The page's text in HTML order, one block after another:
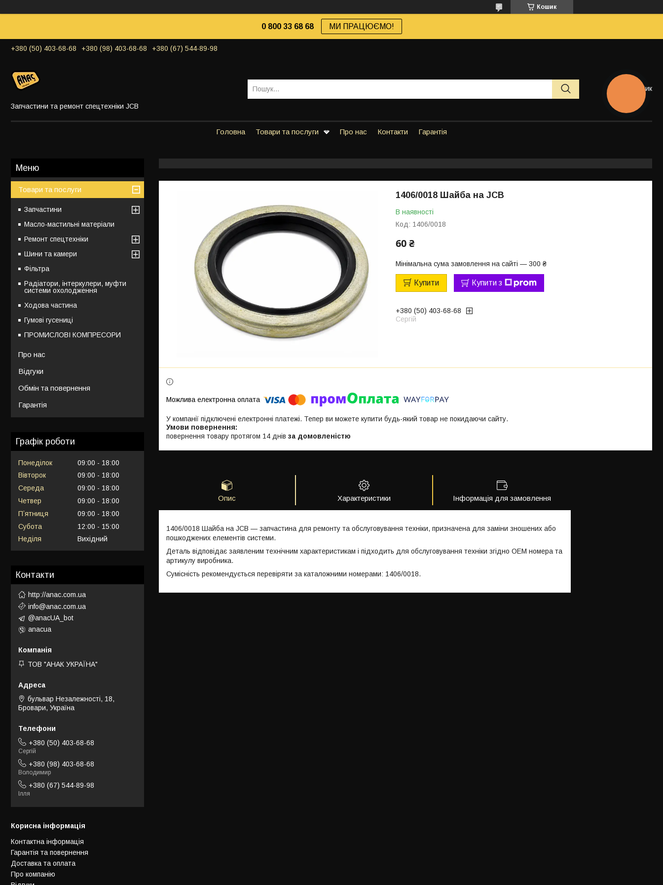
Кошик
0 800 33 68 68 МИ ПРАЦЮЄМО!
+380 (50) 403-68-68 +380 (98) 403-68-68 +380 (67) 544-89-98
Запчастини та ремонт спецтехніки JCB
Кошик
Головна Товари та послуги Про нас Контакти Гарантія
1406/0018 Шайба на JCB
В наявності
Код: 1406/0018
60 ₴
Мінімальна сума замовлення на сайті — 300 ₴
Купити Купити з
+380 (50) 403-68-68
Сергій
У компанії підключені електронні платежі. Тепер ви можете купити будь-який товар не покидаючи сайту.
повернення товару протягом 14 днів за домовленістю
Опис Характеристики Інформація для замовлення
1406/0018 Шайба на JCB — запчастина для ремонту та обслуговування техніки, призначена для заміни зношених або
пошкоджених елементів системи.
Деталь відповідає заявленим технічним характеристикам і підходить для обслуговування техніки згідно OEM номера та
артикулу виробника.
Сумісність рекомендується перевіряти за каталожними номерами: 1406/0018.
Товари та послуги
Запчастини
Масло-мастильні матеріали
Ремонт спецтехніки
Шини та камери
Фільтра
Радіатори, інтеркулери, муфти
системи охолодження
Ходова частина
Гумові гусениці
ПРОМИСЛОВІ КОМПРЕСОРИ
Про нас
Відгуки
Обмін та повернення
Гарантія
Графік роботи
Понеділок 09:00
18:00
Вівторок
09:00
18:00
Середа
09:00
18:00
Четвер
09:00
18:00
Пʼятниця
09:00
18:00
Субота
12:00
15:00
Неділя
Вихідний
Контакти
http://anac.com.ua
info@anac.com.ua
@anacUA_bot
anacua
ТОВ "АНАК УКРАЇНА"
бульвар Незалежності, 18,
Бровари, Україна
+380 (50) 403-68-68
Сергій
+380 (98) 403-68-68
Володимир
+380 (67) 544-89-98
Ілля
Корисна інформація
Контактна інформація
Гарантія та повернення
Доставка та оплата
Про компанію